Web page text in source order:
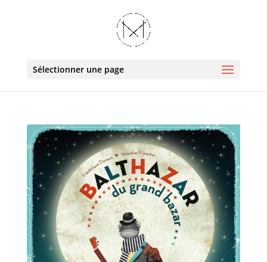
Sélectionner une page